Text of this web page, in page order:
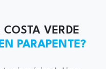
VERDE
EN PARAPENTE?